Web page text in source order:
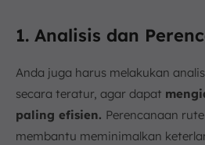
1. Analisis dan
Anda juga harus melakukan
secara teratur, agar dapat
paling efisien. Perencanaan
membantu meminimalkan